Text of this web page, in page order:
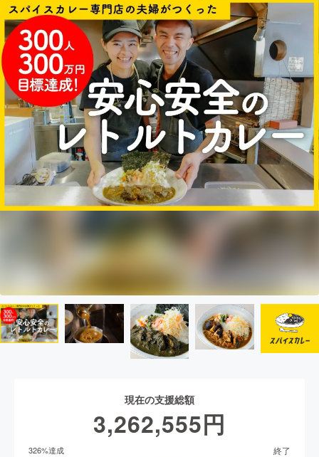
現在の支援総額
3,262,555円
326%達成 終了